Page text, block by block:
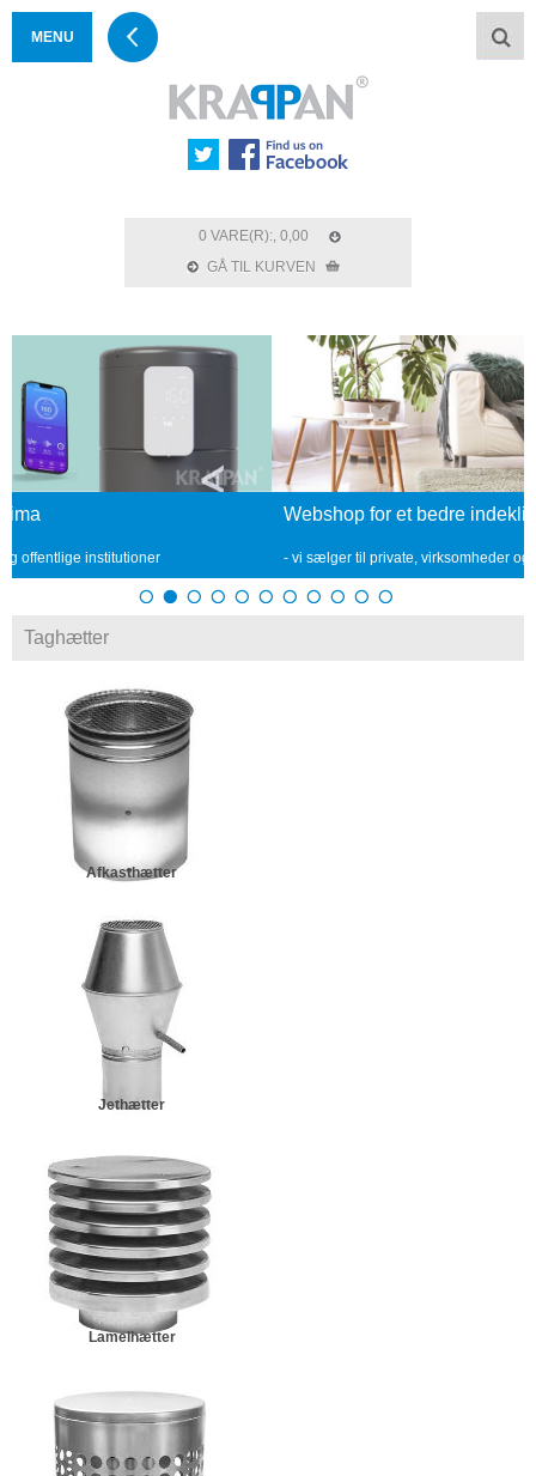
MENU
0 VARE(R):, 0,00
GÅ TIL KURVEN
Webshop for et bedre indeklima
- vi sælger til private, virksomheder og offentlige institutioner
Taghætter
Afkasthætter
Jethætter
Lamelhætter